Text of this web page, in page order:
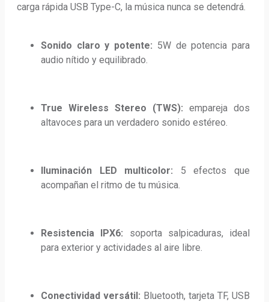
carga rápida USB Type-C, la música nunca se detendrá.
Sonido claro y potente: 5W de potencia para
audio nítido y equilibrado.
True Wireless Stereo (TWS): empareja dos
altavoces para un verdadero sonido estéreo.
Iluminación LED multicolor: 5 efectos que
acompañan el ritmo de tu música.
Resistencia IPX6: soporta salpicaduras, ideal
para exterior y actividades al aire libre.
Conectividad versátil: Bluetooth, tarjeta TF, USB